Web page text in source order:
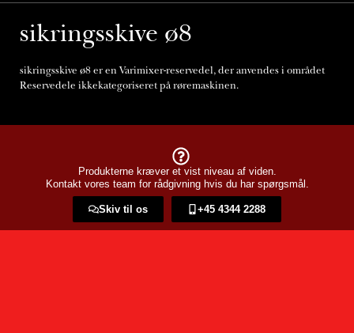
sikringsskive ø8
sikringsskive ø8 er en Varimixer-reservedel, der anvendes i området
Reservedele ikkekategoriseret på røremaskinen.
Produkterne kræver et vist niveau af viden.
Kontakt vores team for rådgivning hvis du har spørgsmål.
Skiv til os +45 4344 2288​